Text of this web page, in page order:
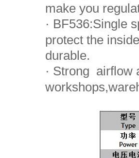
make you
· BF536:Single
protect the
durable.
· Strong airflow